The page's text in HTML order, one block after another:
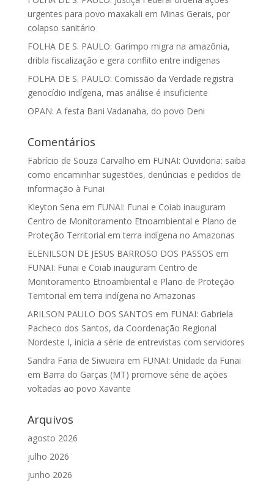
urgentes para povo maxakali em Minas Gerais, por
colapso sanitário
FOLHA DE S. PAULO: Garimpo migra na amazônia,
dribla fiscalização e gera conflito entre indígenas
FOLHA DE S. PAULO: Comissão da Verdade registra
genocídio indígena, mas análise é insuficiente
OPAN: A festa Bani Vadanaha, do povo Deni
Comentários
Fabrício de Souza Carvalho em FUNAI: Ouvidoria: saiba
como encaminhar sugestões, denúncias e pedidos de
informação à Funai
Kleyton Sena em FUNAI: Funai e Coiab inauguram
Centro de Monitoramento Etnoambiental e Plano de
Proteção Territorial em terra indígena no Amazonas
ELENILSON DE JESUS BARROSO DOS PASSOS em
FUNAI: Funai e Coiab inauguram Centro de
Monitoramento Etnoambiental e Plano de Proteção
Territorial em terra indígena no Amazonas
ARILSON PAULO DOS SANTOS em FUNAI: Gabriela
Pacheco dos Santos, da Coordenação Regional
Nordeste I, inicia a série de entrevistas com servidores
Sandra Faria de Siwueira em FUNAI: Unidade da Funai
em Barra do Garças (MT) promove série de ações
voltadas ao povo Xavante
Arquivos
agosto 2026
julho 2026
junho 2026